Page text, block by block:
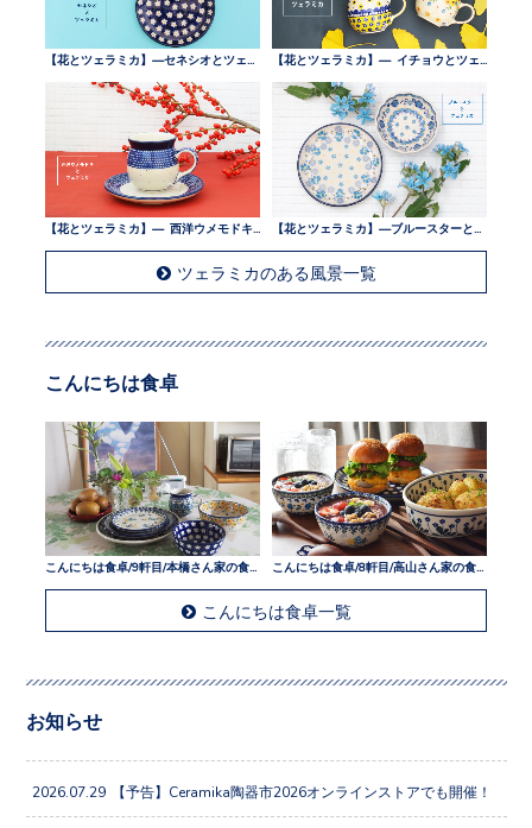
ツェラミカのある風景一覧
こんにちは食卓
こんにちは食卓/9軒目/本橋さん家の食卓
こんにちは食卓一覧
お知らせ
2026.07.29 【予告】Ceramika陶器市2026オンラインストアでも開催！